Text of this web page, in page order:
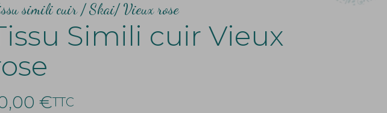
simili cuir / Skai/ Vieux rose
Simili cuir Vieux
€TTC